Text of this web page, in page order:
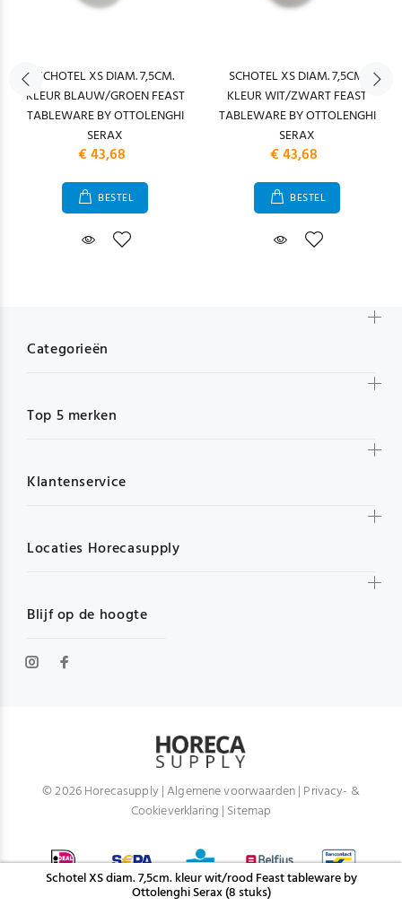
SCHOTEL XS DIAM. 7,5CM.
KLEUR BLAUW/GROEN FEAST
TABLEWARE BY OTTOLENGHI
SERAX
€ 43,68
BESTEL
SCHOTEL XS DIAM. 7,5CM.
KLEUR WIT/ZWART FEAST
TABLEWARE BY OTTOLENGHI
SERAX
€ 43,68
BESTEL
Schotel XS diam. 7,5cm. kleur wit/rood Feast tableware by
Ottolenghi Serax (8 stuks)
Blijf op de hoogte
Categorieën
Top 5 merken
Klantenservice
Locaties Horecasupply
© 2026 Horecasupply |Algemene voorwaarden| Privacy- &
Cookieverklaring | Sitemap